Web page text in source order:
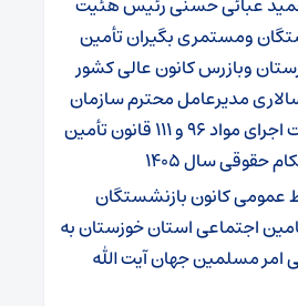
ومستمری بگیران تأمین
وبازرس کانون عالی کشور
مدیرعامل محترم سازمان
تأمین اجتماعی جهت اجرای مواد ۹۶ و ۱۱۱ قانون تأمین
حقوقی سال ۱۴۰۵
عمومی کانون بازنشستگان
اجتماعی استان خوزستان به
مسلمین جهان آیت الله